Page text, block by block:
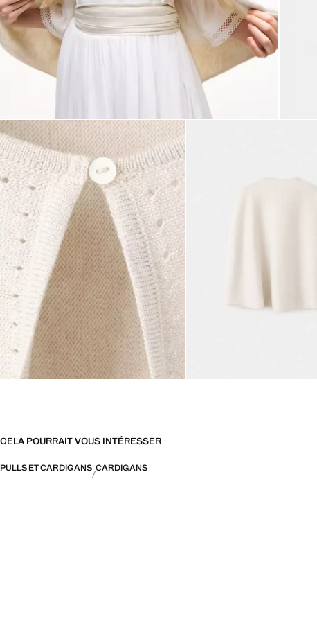
CELA POURRAIT VOUS INTÉRESSER
PULLS ET CARDIGANS CARDIGANS